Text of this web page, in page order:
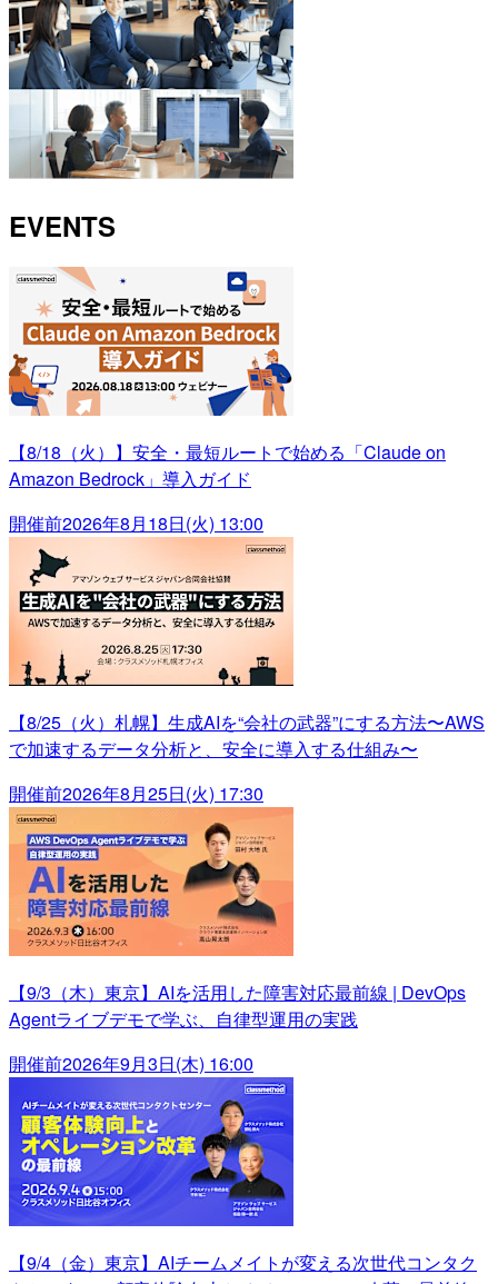
EVENTS
【8/18（火）】安全・最短ルートで始める「Claude on
Amazon Bedrock」導入ガイド
開催前2026年8月18日(火) 13:00
【8/25（火）札幌】生成AIを“会社の武器”にする方法〜AWS
で加速するデータ分析と、安全に導入する仕組み〜
開催前2026年8月25日(火) 17:30
【9/3（木）東京】AIを活用した障害対応最前線 | DevOps
Agentライブデモで学ぶ、自律型運用の実践
開催前2026年9月3日(木) 16:00
【9/4（金）東京】AIチームメイトが変える次世代コンタク